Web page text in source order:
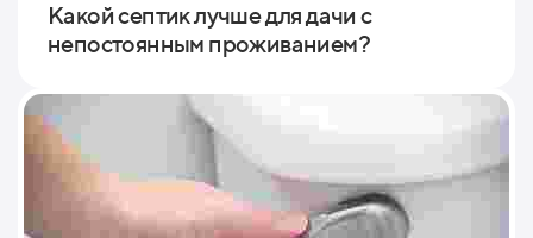
Какой септик лучше для дачи с
непостоянным проживанием?